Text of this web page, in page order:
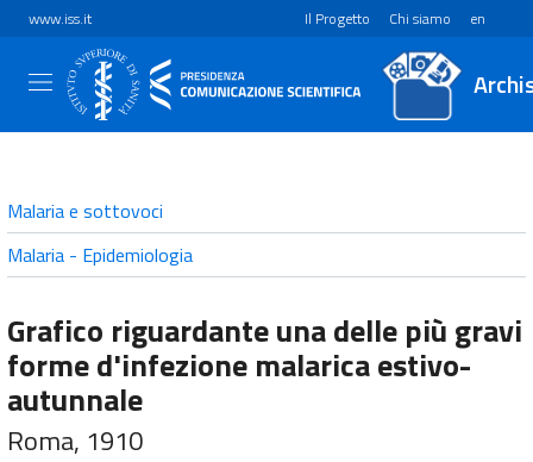
www.iss.it Il Progetto Chi siamo en
Malaria e sottovoci
Malaria - Epidemiologia
Grafico riguardante una delle più gravi
forme d'infezione malarica estivo-
autunnale
Roma, 1910